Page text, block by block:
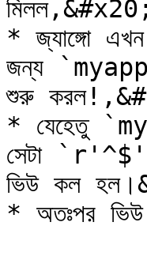
মিলল,&#x20;
* জ্যাঙ্গো
জন্য
শুরু
* যেহেতু
সেটা `r'^$'`
ভিউ কল
* অতঃপর ভিউ